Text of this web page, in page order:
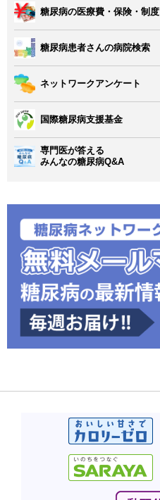
糖尿病の医療費・保険・制度
糖尿病患者さんの病院検索
ネットワークアンケート
国際糖尿病支援基金
専門医が答える
みんなの糖尿病Q&A